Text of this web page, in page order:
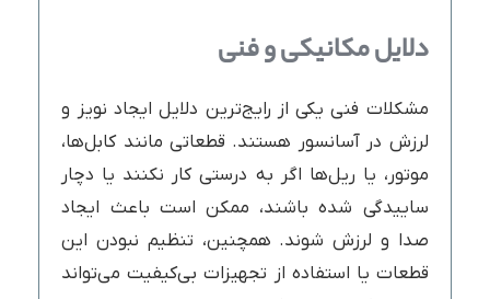
دلایل مکانیکی و فنی
مشکلات فنی یکی از رایج‌ترین دلایل ایجاد نویز و
لرزش در آسانسور هستند. قطعاتی مانند کابل‌ها،
موتور، یا ریل‌ها اگر به درستی کار نکنند یا دچار
ساییدگی شده باشند، ممکن است باعث ایجاد
صدا و لرزش شوند. همچنین، تنظیم نبودن این
قطعات یا استفاده از تجهیزات بی‌کیفیت می‌تواند